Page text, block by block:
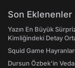
Son Eklenenler
Yazın En Büyük
Kimliğindeki Detay
Squid Game
Dursun Özbek'in